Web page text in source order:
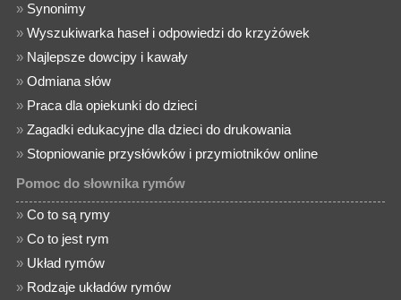
» Synonimy
»Wyszukiwarka haseł i odpowiedzi do krzyżówek
» Najlepsze dowcipy i kawały
»Odmiana słów
» Praca dla opiekunki do dzieci
»Zagadki edukacyjne dla dzieci do drukowania
» Stopniowanie przysłówków i przymiotników online
Pomoc do słownika rymów
»Co to są rymy
»Co to jest rym
» Układ rymów
» Rodzaje układów rymów